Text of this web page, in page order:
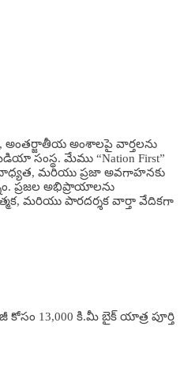
అంతర్జాతీయ అంశాలపై వార్తలను
సంస్థ. మేము “Nation First”
మరియు ప్రజా అవగాహనకు
ప్రజల అభిప్రాయాలను
మరియు పారదర్శక వార్తా వేదికగా
కోసం 13,000 కి.మీ బైక్ యాత్ర పూర్తి